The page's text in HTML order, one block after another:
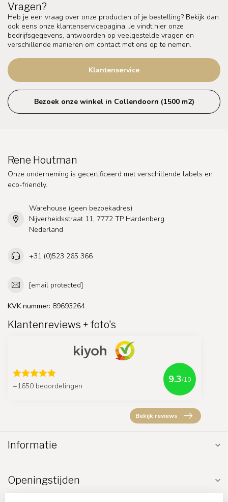
Vragen?
Heb je een vraag over onze producten of je bestelling? Bekijk dan
ook eens onze klantenservicepagina. Je vindt hier onze
bedrijfsgegevens, antwoorden op veelgestelde vragen en
verschillende manieren om contact met ons op te nemen.
Klantenservice
Bezoek onze winkel in Collendoorn (1500 m2)
Rene Houtman
Onze onderneming is gecertificeerd met verschillende labels en
eco-friendly.
Warehouse (geen bezoekadres)
Nijverheidsstraat 11, 7772 TP Hardenberg
Nederland
+31 (0)523 265 366
[email protected]
KVK nummer: 89693264
Klantenreviews + foto's
+1650 beoordelingen
9.3/10
Bekijk reviews
Informatie
Openingstijden